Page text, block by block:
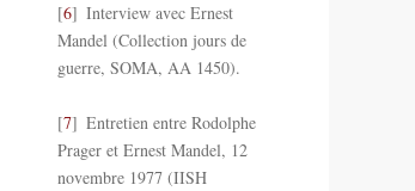
6
Interview avec Ernest
Mandel (Collection jours de
guerre, SOMA, AA 1450).
7
Entretien entre Rodolphe
Prager et Ernest Mandel, 12
novembre 1977 (IISH